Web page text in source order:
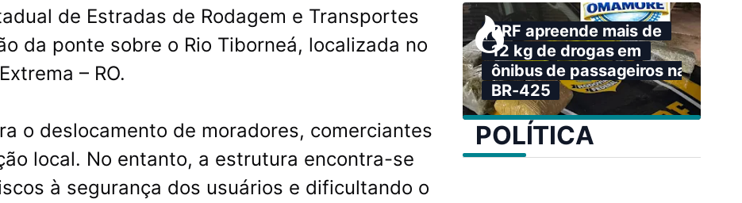
de Estradas de Rodagem e Transportes
da ponte sobre o Rio Tiborneá, localizada no
– RO.
o deslocamento de moradores, comerciantes
local. No entanto, a estrutura encontra-se
à segurança dos usuários e dificultando o
PRF apreende mais de
12 kg de drogas em
ônibus de passageiros na
BR-425
POLÍTICA